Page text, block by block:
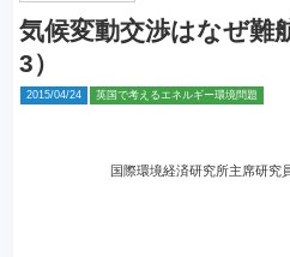
気候変動交渉はなぜ難
3）
2015/04/24 英国で考えるエネルギー環境問題
国際環境経済研究所主席研究